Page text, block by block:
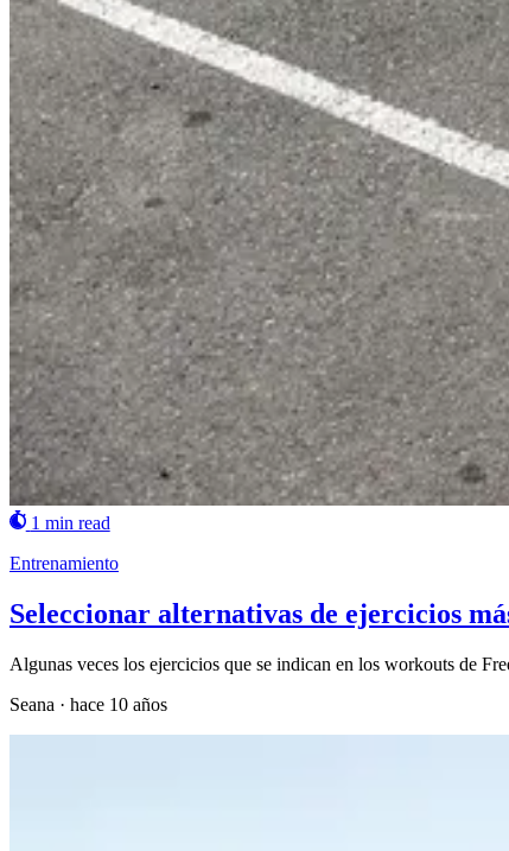
1 min read
Entrenamiento
Seleccionar alternativas de ejercicios
Algunas veces los ejercicios que se indican en los workouts de
Seana · hace 10 años